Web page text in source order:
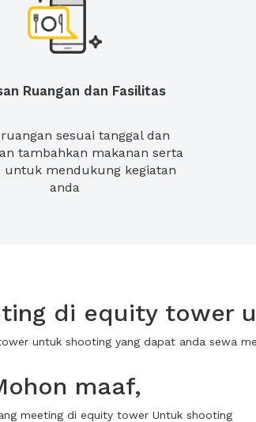
Ruangan dan Fasilitas
sesuai tanggal dan
tambahkan makanan serta
untuk mendukung kegiatan
anda
di equity tower
untuk shooting yang dapat anda sewa
maaf,
meeting di equity tower Untuk shooting